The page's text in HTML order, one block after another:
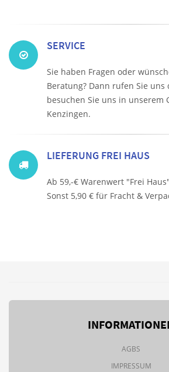
SERVICE
Sie haben Fragen oder
Beratung? Dann rufen Sie
besuchen Sie uns in unserem
Kenzingen.
LIEFERUNG FREI HAUS
Ab 59,-€ Warenwert "Frei Haus"
Sonst 5,90 € für Fracht &
AGBS
IMPRESSUM